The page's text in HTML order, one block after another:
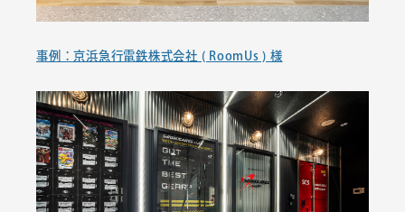
事例：京浜急行電鉄株式会社 ( RoomUs ) 様